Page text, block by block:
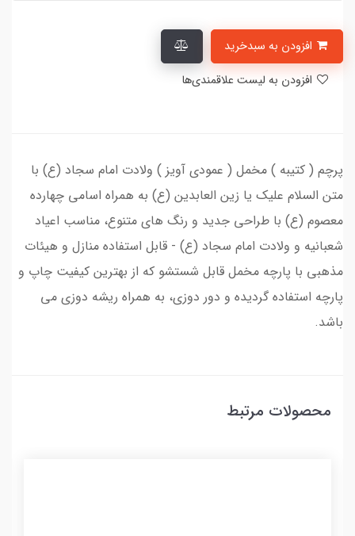
پرچم ( کتیبه ) مخمل ( عمودی آویز ) ولادت امام سجاد (ع) با
متن السلام علیک یا زین العابدین (ع) به همراه اسامی چهارده
معصوم (ع) با طراحی جدید و رنگ های متنوع، مناسب اعیاد
شعبانیه و ولادت امام سجاد (ع) - قابل استفاده منازل و هیئات
مذهبی با پارچه مخمل قابل شستشو که از بهترین کیفیت چاپ و
پارچه استفاده گردیده و دور دوزی، به همراه ریشه دوزی می
باشد.
محصولات مرتبط